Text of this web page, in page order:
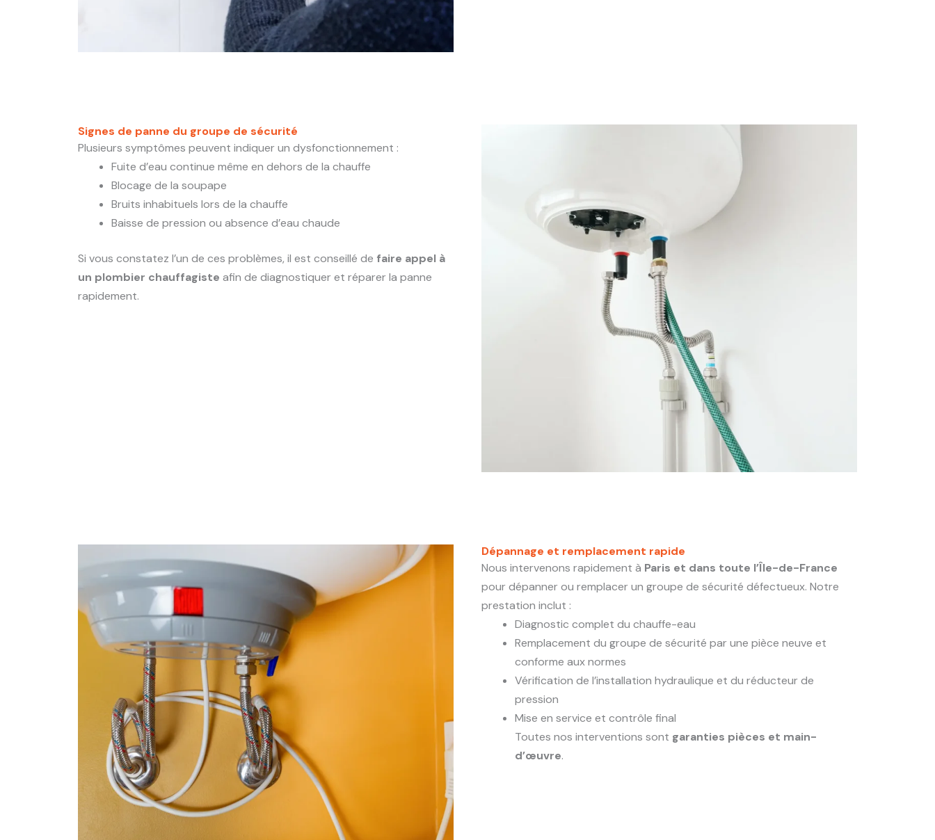
Signes de panne du groupe de sécurité
Plusieurs symptômes peuvent indiquer un dysfonctionnement :
Fuite d’eau continue même en dehors de la chauffe
Blocage de la soupape
Bruits inhabituels lors de la chauffe
Baisse de pression ou absence d’eau chaude
Si vous constatez l’un de ces problèmes, il est conseillé de faire appel à
un plombier chauffagiste afin de diagnostiquer et réparer la panne
rapidement.
Dépannage et remplacement rapide
Nous intervenons rapidement à Paris et dans toute l’Île-de-France
pour dépanner ou remplacer un groupe de sécurité défectueux. Notre
prestation inclut :
Diagnostic complet du chauffe-eau
Remplacement du groupe de sécurité par une pièce neuve et
conforme aux normes
Vérification de l’installation hydraulique et du réducteur de
pression
Mise en service et contrôle final
Toutes nos interventions sont garanties pièces et main-
d’œuvre.